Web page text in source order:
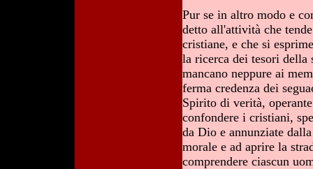
Pur se in altro modo e
detto all'attività che
cristiane, e che si
la ricerca dei tesori della
mancano neppure ai
ferma credenza dei
Spirito di verità,
confondere i cristiani,
da Dio e annunziate
morale e ad aprire la
comprendere ciascun